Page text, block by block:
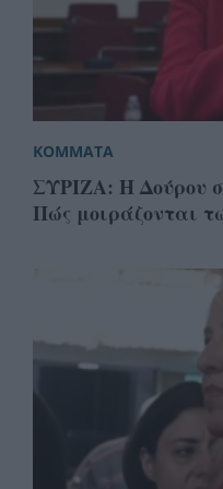
ΚΟΜΜΑΤΑ
ΣΥΡΙΖΑ: Η Δούρου
Πώς μοιράζονται